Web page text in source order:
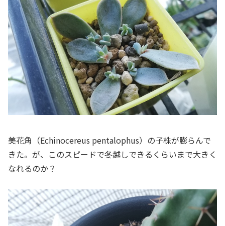
美花角（Echinocereus pentalophus）の子株が膨らんで
きた。が、このスピードで冬越しできるくらいまで大きく
なれるのか？